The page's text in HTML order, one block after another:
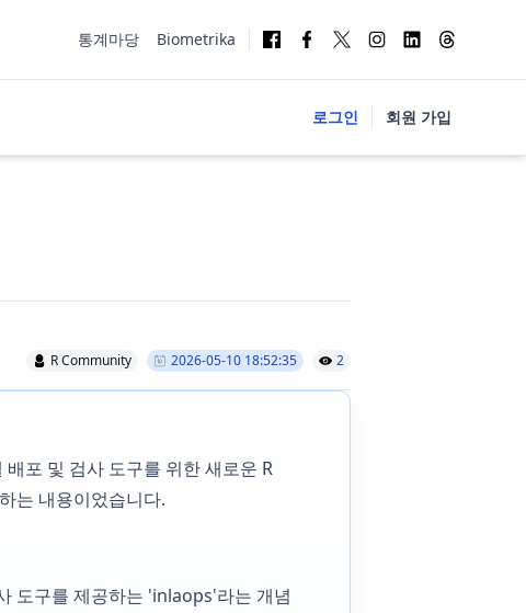
통계마당 Biometrika
로그인 회원 가입
R Community 2026-05-10 18:52:35 2
포 및 검사 도구를 위한 새로운 R
는 내용이었습니다.
도구를 제공하는 'inlaops'라는 개념